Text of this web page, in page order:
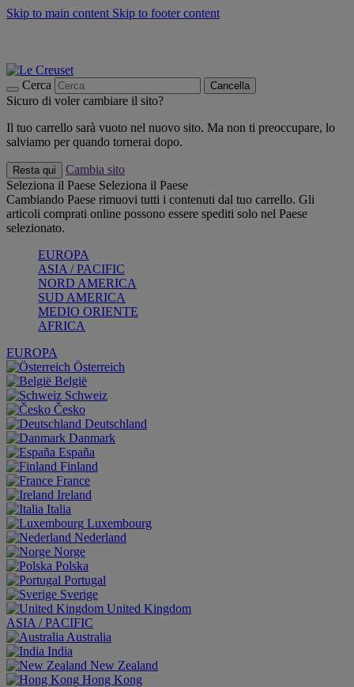
Skip to main content Skip to footer content
Cerca Cancella
Sicuro di voler cambiare il sito?
Il tuo carrello sarà vuoto nel nuovo sito. Ma non ti preoccupare, lo
salviamo per quando tornerai dopo.
Resta qui
Cambia sito
Seleziona il Paese Seleziona il Paese
Cambiando Paese rimuovi tutti i contenuti dal tuo carrello. Gli
articoli comprati online possono essere spediti solo nel Paese
selezionato.
EUROPA
ASIA / PACIFIC
NORD AMERICA
SUD AMERICA
MEDIO ORIENTE
AFRICA
EUROPA
Österreich
België
Schweiz
Česko
Deutschland
Danmark
España
Finland
France
Ireland
Italia
Luxembourg
Nederland
Norge
Polska
Portugal
Sverige
United Kingdom
ASIA / PACIFIC
Australia
India
New Zealand
Hong Kong